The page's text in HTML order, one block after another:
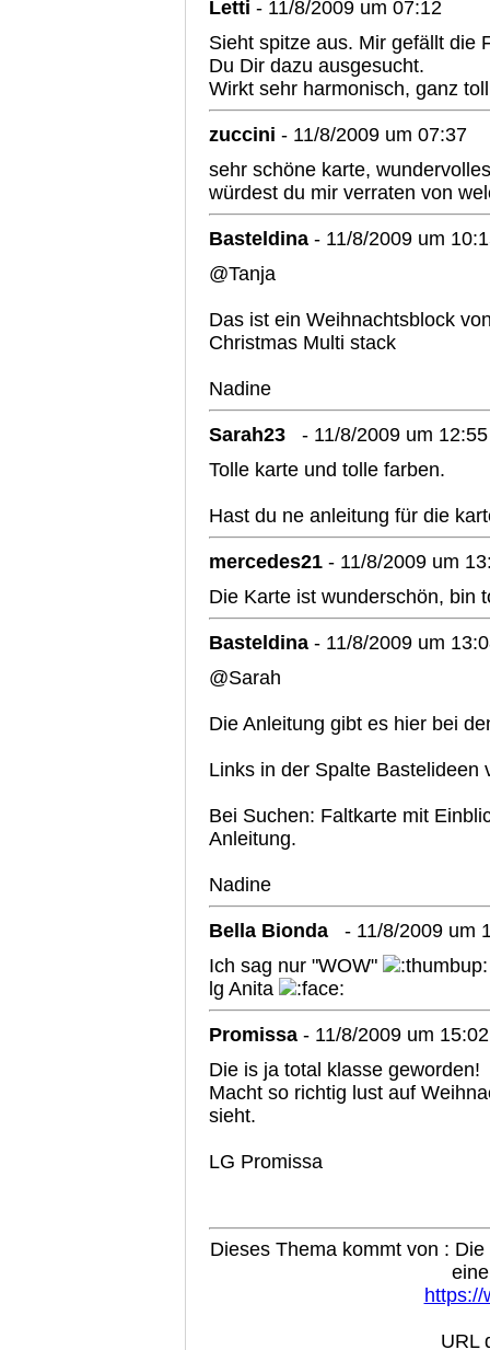
Letti - 11/8/2009 um 07:12
Sieht spitze aus. Mir gefällt die
Du Dir dazu ausgesucht.
Wirkt sehr harmonisch, ganz
zuccini - 11/8/2009 um 07:37
sehr schöne karte,
würdest du mir verraten von
Basteldina - 11/8/2009 um
@Tanja
Das ist ein Weihnachtsblock
Christmas Multi stack
Nadine
Sarah23
- 11/8/2009 um 12:55
Tolle karte und tolle farben.
Hast du ne anleitung für die
mercedes21 - 11/8/2009 um
Die Karte ist wunderschön, bin
Basteldina - 11/8/2009 um
@Sarah
Die Anleitung gibt es hier bei
Links in der Spalte Bastelideen
Bei Suchen: Faltkarte mit
Anleitung.
Nadine
Bella Bionda
- 11/8/2009 um
Ich sag nur "WOW"
lg Anita
Promissa - 11/8/2009 um 15:02
Die is ja total klasse geworden!
Macht so richtig lust auf
sieht.
LG Promissa
Dieses Thema kommt von :
https://
URL